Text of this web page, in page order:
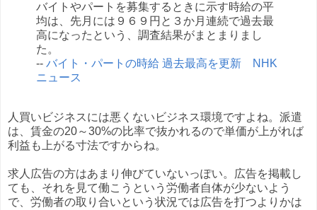
バイトやパートを募集するときに示す時給の平
均は、先月には９６９円と３か月連続で過去最
高になったという、調査結果がまとまりまし
た。
-- バイト・パートの時給 過去最高を更新 NHK
ニュース
人買いビジネスには悪くないビジネス環境ですよね。派遣
は、賃金の20～30%の比率で抜かれるので単価が上がれば
利益も上がる寸法ですからね。
求人広告の方はあまり伸びていないっぽい。広告を掲載し
ても、それを見て働こうという労働者自体が少ないよう
で、労働者の取り合いという状況では広告を打つよりかは